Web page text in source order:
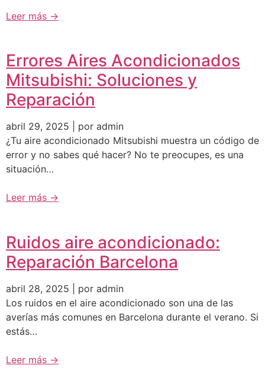
Leer más →
Errores Aires Acondicionados
Mitsubishi: Soluciones y
Reparación
abril 29, 2025 | por admin
¿Tu aire acondicionado Mitsubishi muestra un código de
error y no sabes qué hacer? No te preocupes, es una
situación…
Leer más →
Ruidos aire acondicionado:
Reparación Barcelona
abril 28, 2025 | por admin
Los ruidos en el aire acondicionado son una de las
averías más comunes en Barcelona durante el verano. Si
estás…
Leer más →